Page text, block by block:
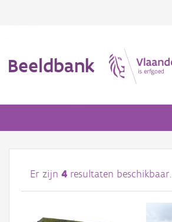
Beeldbank
Afbeeldingen
#BeeldIndeKijker
Hergebruik
Er zijn 4 resultaten beschikbaar.